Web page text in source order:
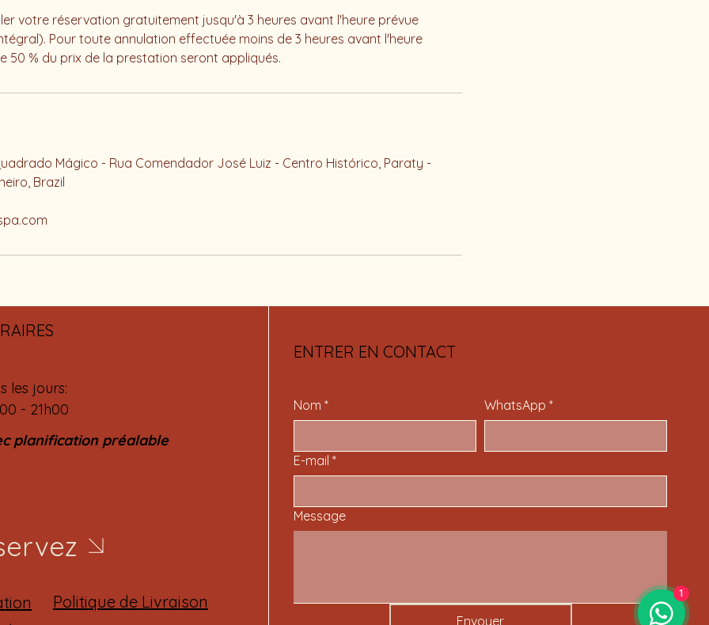
votre réservation gratuitement jusqu'à 3 heures avant l'heure prévue
Pour toute annulation effectuée moins de 3 heures avant l'heure
50 % du prix de la prestation seront appliqués.
Mágico - Rua Comendador José Luiz - Centro Histórico, Paraty -
Brazil
les jours:
- 21h00
planification préalable
ENTRER EN CONTACT
Nom * WhatsApp *
E-mail *
Message
Envoyer
Politique de Livraison 1